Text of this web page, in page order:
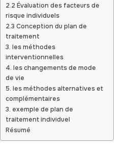
2.2 Évaluation des facteurs de
risque individuels
2.3 Conception du plan de
traitement
3. les méthodes
interventionnelles
4. les changements de mode
de vie
5. les méthodes alternatives et
complémentaires
3. exemple de plan de
traitement individuel
Résumé